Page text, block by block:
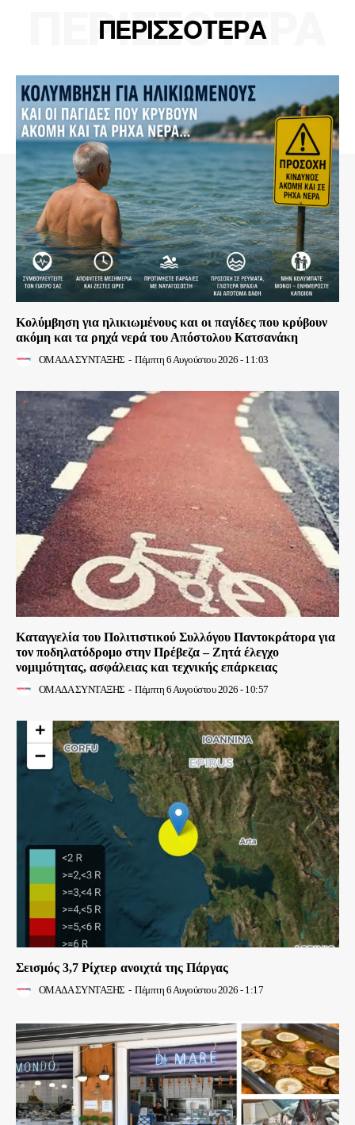
ΠΕΡΙΣΣΟΤΕΡΑ
ΠΕΡΙΣΣΟΤΕΡΑ
Κολύμβηση για ηλικιωμένους και οι παγίδες που κρύβουν
ακόμη και τα ρηχά νερά του Απόστολου Κατσανάκη
ΟΜΑΔΑ ΣΥΝΤΑΞΗΣ - Πέμπτη 6 Αυγούστου 2026 - 11:03
Καταγγελία του Πολιτιστικού Συλλόγου Παντοκράτορα για
τον ποδηλατόδρομο στην Πρέβεζα – Ζητά έλεγχο
νομιμότητας, ασφάλειας και τεχνικής επάρκειας
ΟΜΑΔΑ ΣΥΝΤΑΞΗΣ - Πέμπτη 6 Αυγούστου 2026 - 10:57
Σεισμός 3,7 Ρίχτερ ανοιχτά της Πάργας
ΟΜΑΔΑ ΣΥΝΤΑΞΗΣ - Πέμπτη 6 Αυγούστου 2026 - 1:17